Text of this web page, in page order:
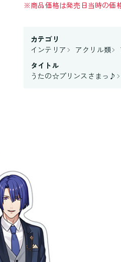
※商品価格は発売日当時の価
カテゴリ
インテリア
アクリル類
タイトル
うたの☆プリンスさまっ♪